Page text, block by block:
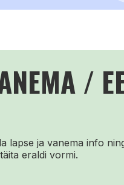
/
lapse ja vanema info
eraldi vormi.